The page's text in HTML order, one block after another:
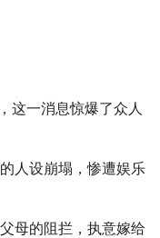
这一消息惊爆了众人
人设崩塌，惨遭娱乐
母的阻拦，执意嫁给